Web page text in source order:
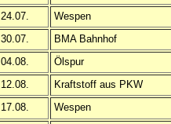
24.07.
Wespen
30.07.
BMA Bahnhof
04.08.
Ölspur
12.08.
Kraftstoff aus PKW
17.08.
Wespen